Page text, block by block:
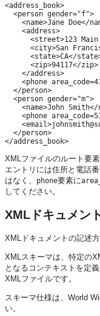
<address_book>
  <person gender="f">
<name>Jane Doe</
    <address>
<street>123
<city>San
<state>CA</
      <zip>94117</zip>
    </address>
<phone
  </person>
  <person gender="m">
<name>John Smith</
<phone
  </person>
XMLファイルのルート要
エントリには住所と電話
はなく、
phone要素に
してください。
XMLドキュメン
XMLドキュメントの記述
XMLスキーマは、特定の
となるコンテキストを定
XMLファイルです。
スキーマ仕様は、World
い。